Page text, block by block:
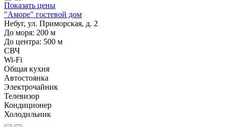
Показать цены
"Аморе" гостевой дом
Небуг, ул. Приморская, д. 2
До моря: 200 м
До центра: 500 м
СВЧ
Wi-Fi
Общая кухня
Автостоянка
Электрочайник
Телевизор
Кондиционер
Холодильник